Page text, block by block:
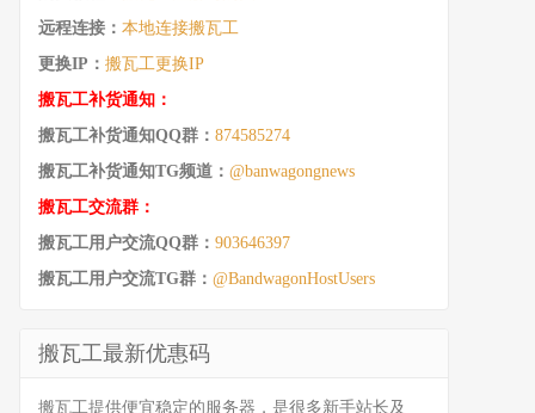
远程连接： 本地连接搬瓦工
更换IP： 搬瓦工更换IP
搬瓦工补货通知：
搬瓦工补货通知QQ群： 874585274
搬瓦工补货通知TG频道： @banwagongnews
搬瓦工交流群：
搬瓦工用户交流QQ群： 903646397
搬瓦工用户交流TG群： @BandwagonHostUsers
搬瓦工最新优惠码
搬瓦工提供便宜稳定的服务器，是很多新手站长及